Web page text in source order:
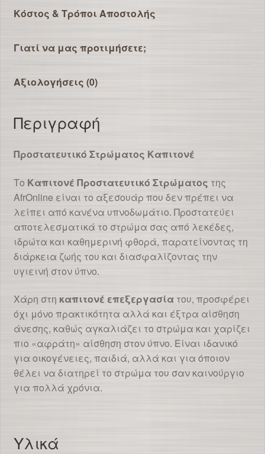
Κόστος & Τρόποι Αποστολής
Γιατί να μας προτιμήσετε;
Αξιολογήσεις (0)
Περιγραφή
Προστατευτικό Στρώματος Καπιτονέ
Το Καπιτονέ Προστατευτικό Στρώματος της
AfrOnline είναι το αξεσουάρ που δεν πρέπει να
λείπει από κανένα υπνοδωμάτιο. Προστατεύει
αποτελεσματικά το στρώμα σας από λεκέδες,
ιδρώτα και καθημερινή φθορά, παρατείνοντας τη
διάρκεια ζωής του και διασφαλίζοντας την
υγιεινή στον ύπνο.
Χάρη στη καπιτονέ επεξεργασίατου, προσφέρει
όχι μόνο πρακτικότητα αλλά και έξτρα αίσθηση
άνεσης, καθώς αγκαλιάζει το στρώμα και χαρίζει
πιο «αφράτη» αίσθηση στον ύπνο. Είναι ιδανικό
για οικογένειες, παιδιά, αλλά και για όποιον
θέλει να διατηρεί το στρώμα του σαν καινούργιο
για πολλά χρόνια.
Υλικά